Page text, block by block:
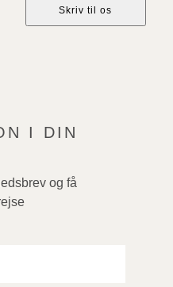
Skriv til os
I DIN
og få